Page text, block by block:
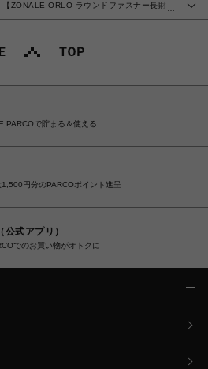
…
【ZONALE ORLO ラウンドファスナー長財
PARCOで貯まる＆使える
円分のPARCOポイント進呈
式アプリ）
でのお買い物がオトクに